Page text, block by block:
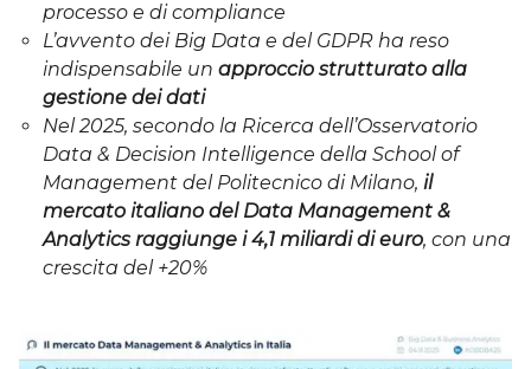
processo e di compliance
L’avvento dei Big Data e delGDPR ha reso
indispensabile un approccio strutturato alla
gestione dei dati
Nel 2025, secondo la Ricerca dell’Osservatorio
Data & Decision Intelligence della School of
Management del Politecnico di Milano, il
mercato italiano del Data Management &
Analytics raggiunge i 4,1 miliardi di euro, con una
crescita del +20%